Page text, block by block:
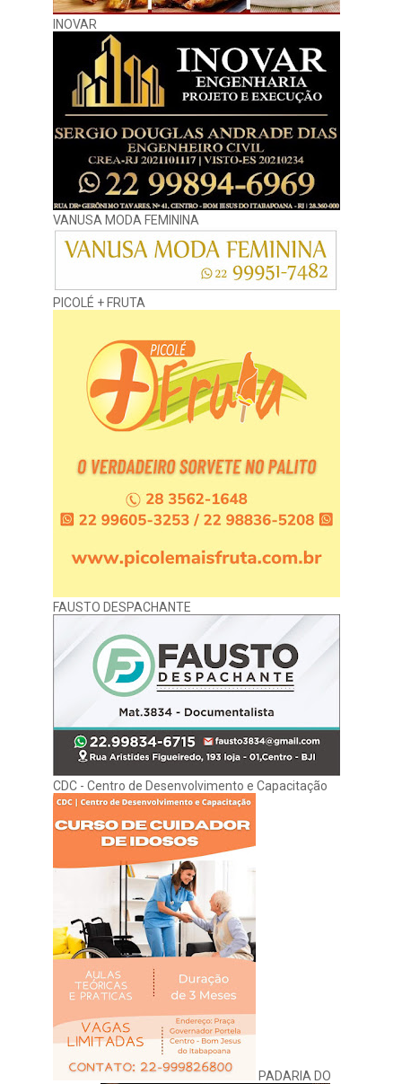
INOVAR
VANUSA MODA FEMININA
PICOLÉ + FRUTA
FAUSTO DESPACHANTE
CDC - Centro de Desenvolvimento e Capacitação
PADARIA DO